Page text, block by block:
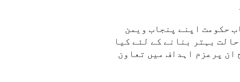
حکومت اپنے پنجاب ویمن
بہتر بنانے کے لئے کیا
پرعزم اہداف میں تعاون